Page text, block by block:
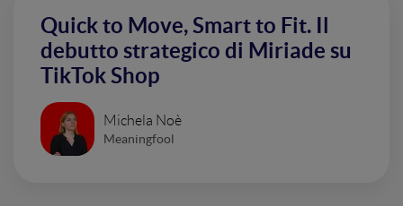
Quick to Move, Smart to Fit. Il
debutto strategico di Miriade su
TikTok Shop
Michela Noè
Meaningfool